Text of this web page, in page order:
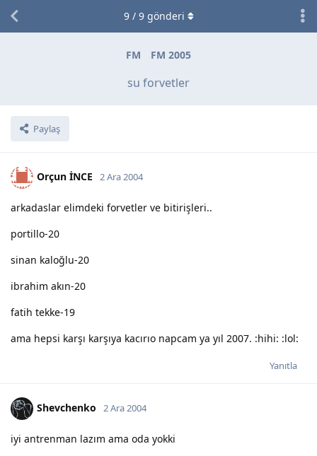
FM FM 2005
su forvetler
Paylaş
9/ 9gönderi
Orçun İNCE 2 Ara 2004
arkadaslar elimdeki forvetler ve bitirişleri..
portillo-20
sinan kaloğlu-20
ibrahim akın-20
fatih tekke-19
ama hepsi karşı karşıya kacırıo napcam ya yıl 2007. :hihi: :lol:
Yanıtla
Shevchenko 2 Ara 2004
iyi antrenman lazım ama oda yokki